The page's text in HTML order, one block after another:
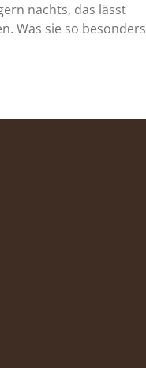
nachts, das lässt
Was sie so besonders